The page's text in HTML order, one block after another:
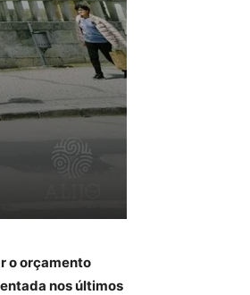
o orçamento
nos últimos